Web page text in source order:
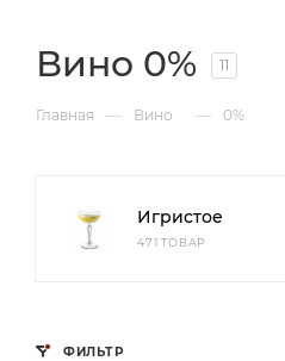
Вино 0% 11
Главная — Вино — 0%
Игристое
471 ТОВАР
ФИЛЬТР